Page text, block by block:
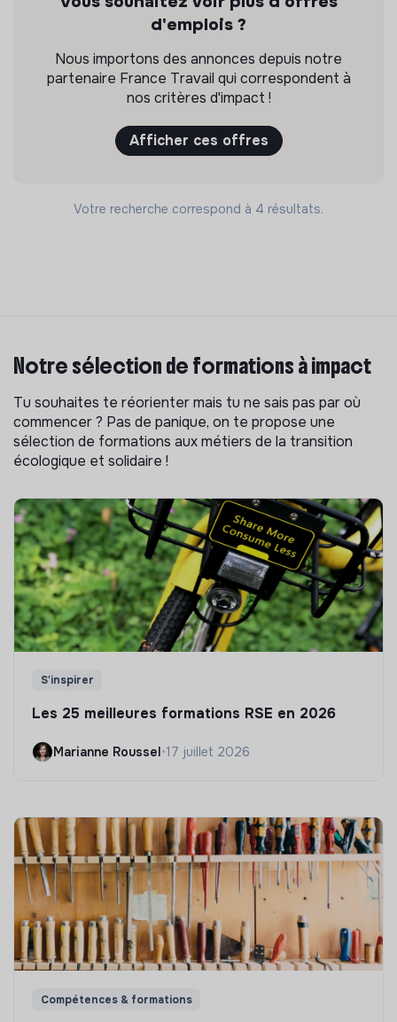
d'emplois ?
Nous importons des annonces depuis notre
partenaire France Travail qui correspondent à
nos critères d'impact !
Afficher ces offres
Votre recherche correspond à 4 résultats.
Notre sélection de formations à impact
Tu souhaites te réorienter mais tu ne sais pas par où
commencer ? Pas de panique, on te propose une
sélection de formations aux métiers de la transition
écologique et solidaire !
S'inspirer
Les 25 meilleures formations RSE en 2026
Marianne Roussel•17 juillet 2026
Compétences & formations